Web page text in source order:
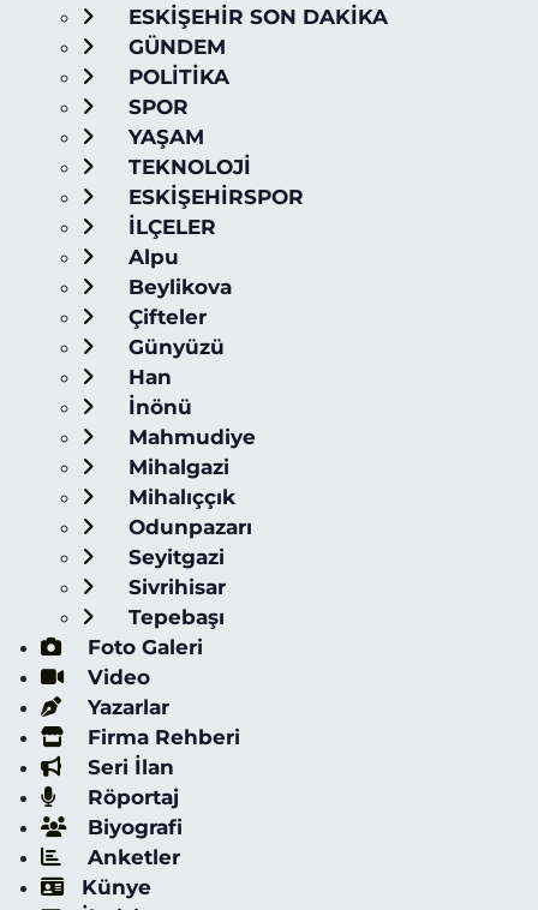
ESKİŞEHİR SON DAKİKA
GÜNDEM
POLİTİKA
SPOR
YAŞAM
TEKNOLOJİ
ESKİŞEHİRSPOR
İLÇELER
Alpu
Beylikova
Çifteler
Günyüzü
Han
İnönü
Mahmudiye
Mihalgazi
Mihalıççık
Odunpazarı
Seyitgazi
Sivrihisar
Tepebaşı
Foto Galeri
Video
Yazarlar
Firma Rehberi
Seri İlan
Röportaj
Biyografi
Anketler
Künye